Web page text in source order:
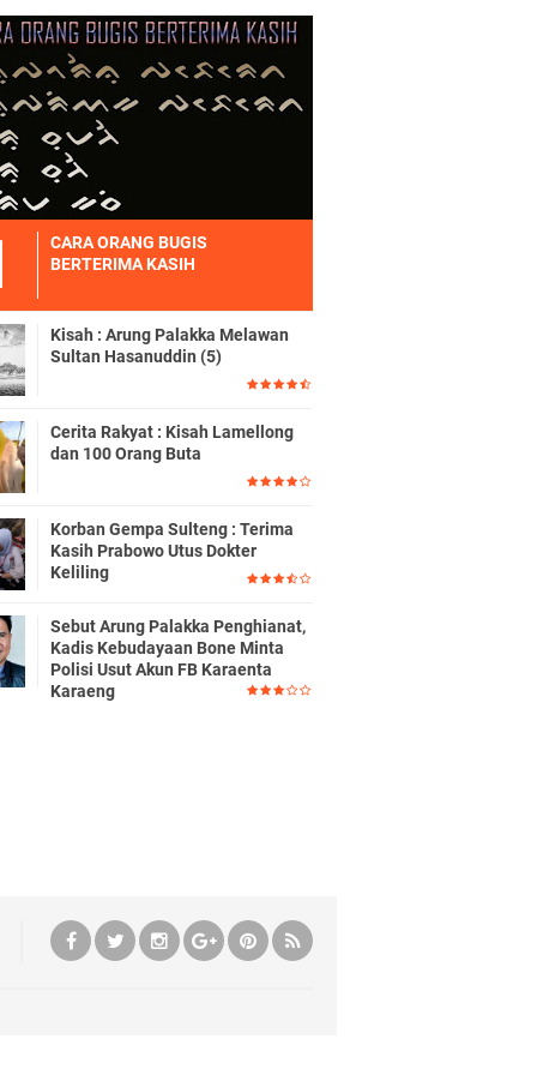
CARA ORANG BUGIS
BERTERIMA KASIH
Kisah : Arung Palakka Melawan
Sultan Hasanuddin (5)
Cerita Rakyat : Kisah Lamellong
dan 100 Orang Buta
Korban Gempa Sulteng : Terima
Kasih Prabowo Utus Dokter
Keliling
Sebut Arung Palakka Penghianat,
Kadis Kebudayaan Bone Minta
Polisi Usut Akun FB Karaenta
Karaeng